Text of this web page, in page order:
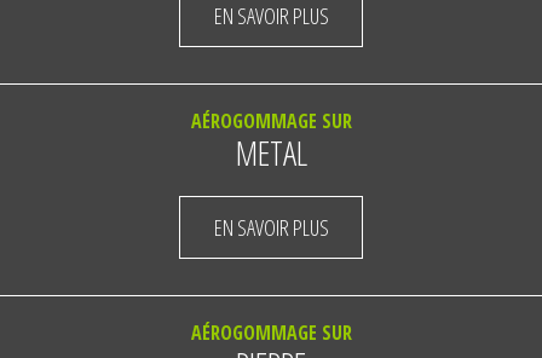
EN SAVOIR PLUS
AÉROGOMMAGE SUR
METAL
EN SAVOIR PLUS
AÉROGOMMAGE SUR